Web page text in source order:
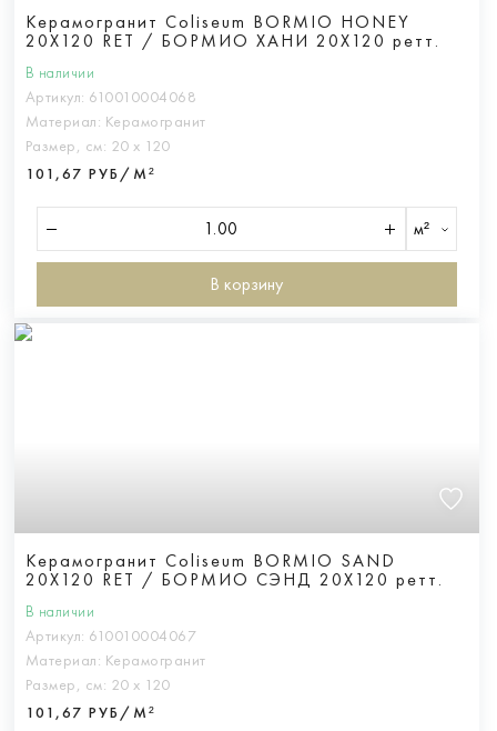
Керамогранит Coliseum BORMIO HONEY
20X120 RET / БОРМИО ХАНИ 20Х120 ретт.
В наличии
Артикул: 610010004068
Материал: Керамогранит
Размер, см: 20 х 120
101,67 РУБ/М²
м²
В корзину
Керамогранит Coliseum BORMIO SAND
20X120 RET / БОРМИО СЭНД 20Х120 ретт.
В наличии
Артикул: 610010004067
Материал: Керамогранит
Размер, см: 20 х 120
101,67 РУБ/М²